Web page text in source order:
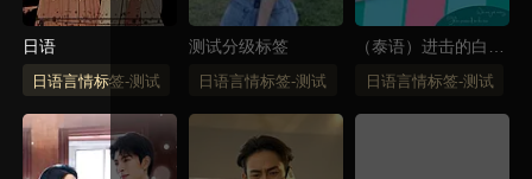
日语
日语言情标签-测试
测试分级标签
日语言情标签-测试
（泰语）进击的白小
姐日语言情标签-测试